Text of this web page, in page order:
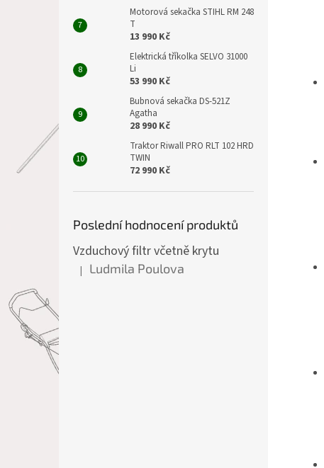
Motorová sekačka STIHL RM 248
T
13 990 Kč
Elektrická tříkolka SELVO 31000
Li
53 990 Kč
Bubnová sekačka DS-521Z
Agatha
28 990 Kč
Traktor Riwall PRO RLT 102 HRD
TWIN
72 990 Kč
Poslední hodnocení produktů
Vzduchový filtr včetně krytu
Hodnocení produktu je 5 z 5 hvězdiček.
| Ludmila Poulova